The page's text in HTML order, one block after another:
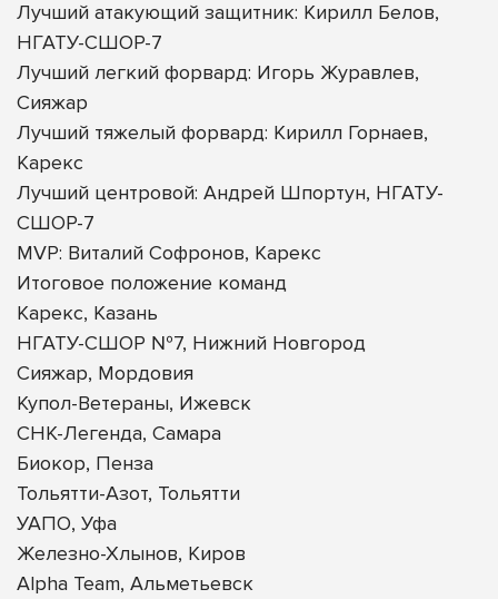
Лучший атакующий защитник: Кирилл Белов,
НГАТУ-СШОР-7
Лучший легкий форвард: Игорь Журавлев,
Сияжар
Лучший тяжелый форвард: Кирилл Горнаев,
Карекс
Лучший центровой: Андрей Шпортун, НГАТУ-
СШОР-7
MVP: Виталий Софронов, Карекс
Итоговое положение команд
Карекс, Казань
НГАТУ-СШОР №7, Нижний Новгород
Сияжар, Мордовия
Купол-Ветераны, Ижевск
СНК-Легенда, Самара
Биокор, Пенза
Тольятти-Азот, Тольятти
УАПО, Уфа
Железно-Хлынов, Киров
Alpha Team, Альметьевск